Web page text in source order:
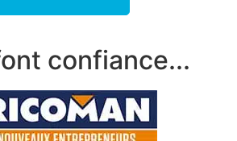
confiance...